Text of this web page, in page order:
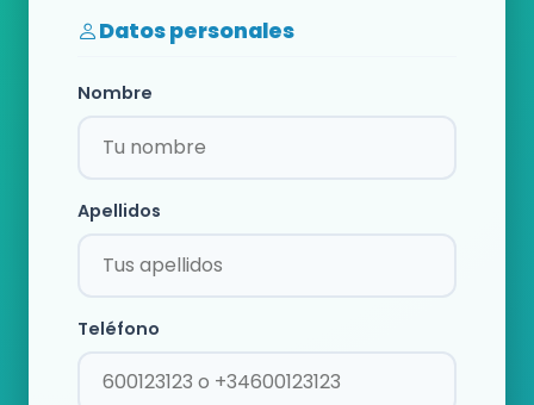
Datos personales
Nombre
Apellidos
Teléfono